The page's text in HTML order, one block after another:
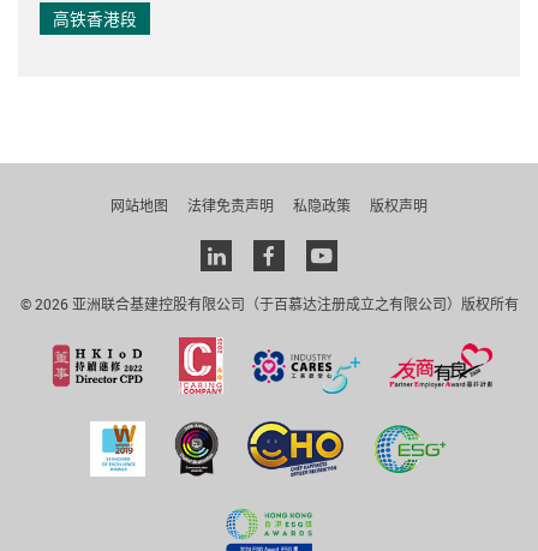
高铁香港段
网站地图 法律免责声明 私隐政策 版权声明
Linkedinfacebookyoutube
© 2026 亚洲联合基建控股有限公司（于百慕达注册成立之有限公司）版权所有